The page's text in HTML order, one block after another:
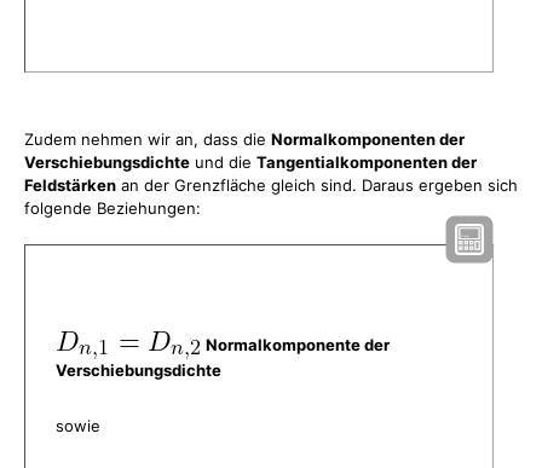
Zudem nehmen wir an, dass die Normalkomponenten der
Verschiebungsdichte und die Tangentialkomponenten der
Feldstärken an der Grenzfläche gleich sind. Daraus ergeben sich
folgende Beziehungen:
Normalkomponente der
Verschiebungsdichte
sowie